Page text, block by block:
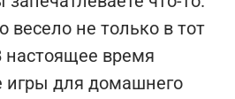
не только в тот
настоящее время
игры для домашнего